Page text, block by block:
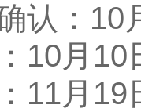
认：10
10月10
11月19